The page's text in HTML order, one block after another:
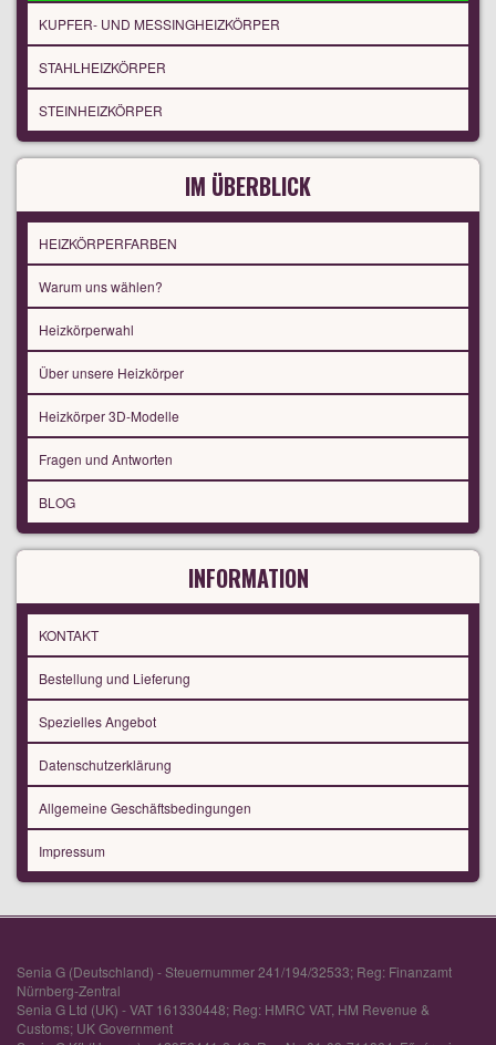
KUPFER- UND MESSINGHEIZKÖRPER
STAHLHEIZKÖRPER
STEINHEIZKÖRPER
IM ÜBERBLICK
HEIZKÖRPERFARBEN
Warum uns wählen?
Heizkörperwahl
Über unsere Heizkörper
Heizkörper 3D-Modelle
Fragen und Antworten
BLOG
INFORMATION
KONTAKT
Bestellung und Lieferung
Spezielles Angebot
Datenschutzerklärung
Allgemeine Geschäftsbedingungen
Impressum
Senia G (Deutschland) - Steuernummer 241/194/32533; Reg: Finanzamt
Nürnberg-Zentral
Senia G Ltd (UK) - VAT 161330448; Reg: HMRC VAT, HM Revenue &
Customs; UK Government